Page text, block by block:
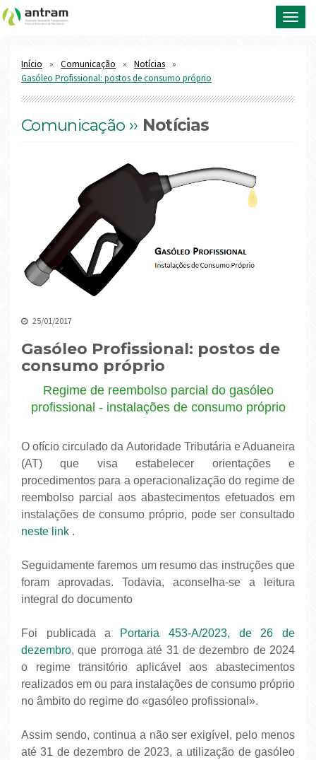
Início Comunicação
Notícias
Gasóleo Profissional: postos de consumo próprio
Comunicação ›› Notícias
25/01/2017
Gasóleo Profissional: postos de
consumo próprio
Regime de reembolso parcial do gasóleo
profissional - instalações de consumo próprio
O ofício circulado da Autoridade Tributária e Aduaneira
(AT) que visa estabelecer orientações e
procedimentos para a operacionalização do regime de
reembolso parcial aos abastecimentos efetuados em
instalações de consumo próprio, pode ser consultado
neste link .
Seguidamente faremos um resumo das instruções que
foram aprovadas. Todavia, aconselha-se a leitura
integral do documento
Foi publicada a
Portaria 453-A/2023, de 26 de
dezembro, que prorroga até 31 de dezembro de 2024
o regime transitório aplicável aos abastecimentos
realizados em ou para instalações de consumo próprio
no âmbito do regime do «gasóleo profissional».
Assim sendo, continua a não ser exigível, pelo menos
até 31 de dezembro de 2023, a utilização de gasóleo